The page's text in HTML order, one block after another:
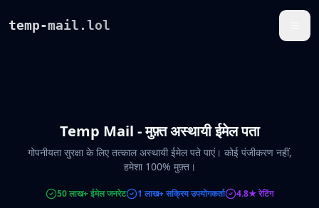
temp-mail.lol
Temp Mail - मुफ़्त अस्थायी ईमेल पता
गोपनीयता सुरक्षा के लिए तत्काल अस्थायी ईमेल पते पाएं। कोई पंजीकरण नहीं,
हमेशा 100% मुफ़्त।
50 लाख+ ईमेल जनरेट 1 लाख+ सक्रिय उपयोगकर्ता 4.8★ रेटिंग